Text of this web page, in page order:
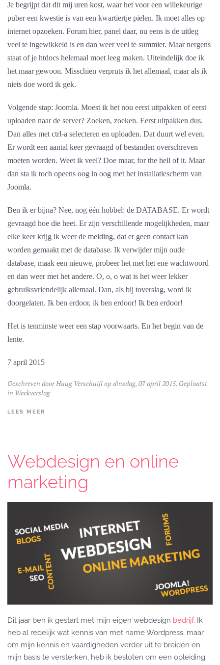
Je begrijpt dat dit mij uren kost, waar het voor een willekeurige
puber een kwestie is van een kwartiertje pielen. Ik moet alles op
internet opzoeken. Forum hier, panel daar, nu eens is de uitleg
veel te ingewikkeld is en dan weer veel te summier. Maar nergens
staat of je htdocs helemaal moet leeg maken. Uiteindelijk doe ik
het maar gewoon. Misschien verpruts ik het allemaal, maar als ik
niets doe word ik gek.
Volgende stap: Joomla. Moest ik het nou eerst uitpakken of eerst
uploaden naar de server? Zoeken, zoeken. Eerst uitpakken dus.
Dan alles met ctrl-a selecteren en uploaden. Dat duurt wel even.
Er wordt een aantal keer gevraagd of bestanden overschreven
moeten worden. Weet ik veel? Doe maar, for the hell of it. Maar
dan sta ik toch opeens oog in oog met het installatiescherm van
Joomla.
Ben ik er bijna? Nee, nog één hobbel: de DATABASE. Er wordt
gevraagd hoe die heet. Er zijn verschillende mogelijkheden, maar
elke keer krijg ik weer de melding, dat er geen contact kan
worden gemaakt met de database. Ik verwijder mijn oude
database, maak een nieuwe, probeer het met het ene wachtwoord
en dan weer met het andere. O, o, o wat is het weer lekker
gebruiksvriendelijk allemaal. Dan, als bij toverslag, word ik
doorgelaten. Ik ben erdoor, ik ben erdoor! Ik ben erdoor!
Het is tenminste weer een stap voorwaarts. En het begin van de
lente.
7 april 2015
Geschreven doorHuug Verschuijlop dinsdag, 07 april 2015. Geplaatst
in Weekverslag
LEES MEER
Webdesign en online
marketing
Dit jaar ben ik gestart met mijn eigen webdesign bedrijf. Ik
heb al redelijk wat kennis van met name Wordpress, maar
om mijn kennis en vaardigheden verder uit te breiden en
mijn basis te versterken, heb ik besloten om een opleiding